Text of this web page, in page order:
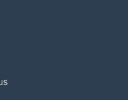
solutions complètes en
des scénarios
afin de fournir aux clients